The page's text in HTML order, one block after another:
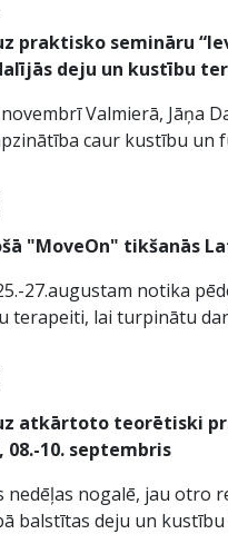
praktisko semināru
deju un kustību
novembrī Valmierā, Jāņa
caur kustību un
"MoveOn" tikšanās
27.augustam notika
terapeiti, lai turpinātu
atkārtoto teorētiski
08.-10. septembris
nedēļas nogalē, jau otro
balstītas deju un